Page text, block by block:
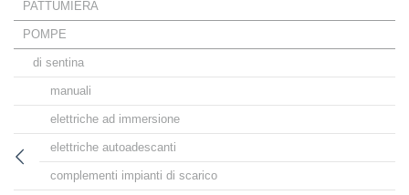
PATTUMIERA
POMPE
di sentina
manuali
elettriche ad immersione
elettriche autoadescanti
complementi impianti di scarico